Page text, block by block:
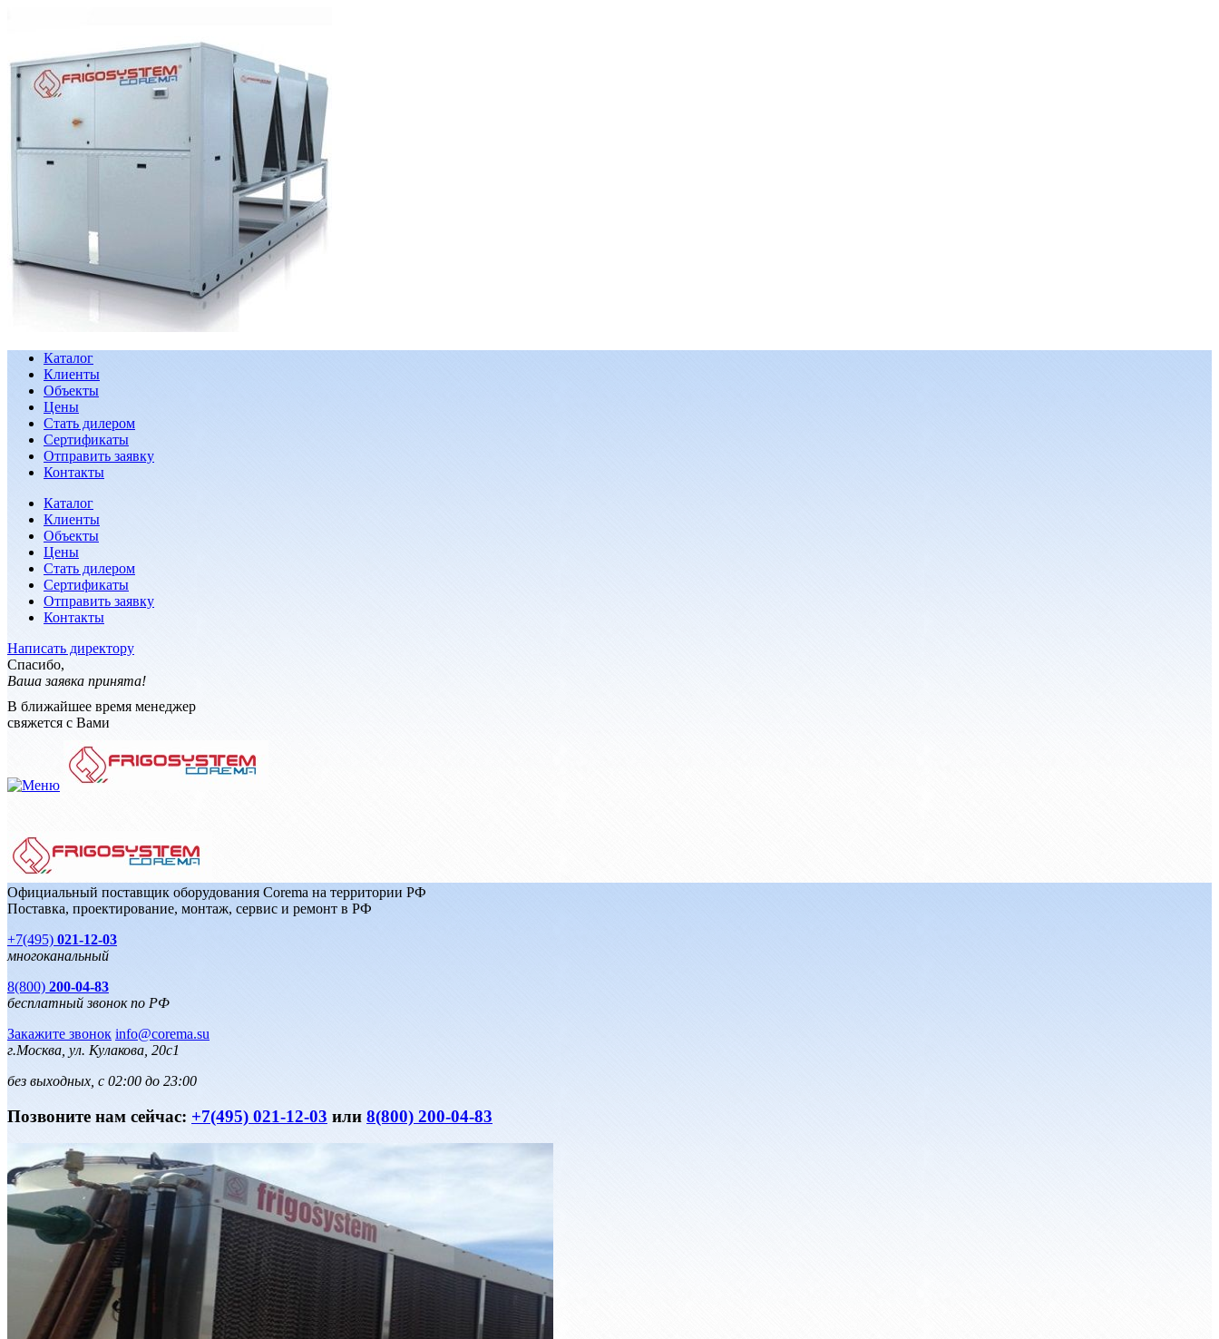
Каталог
Клиенты
Объекты
Цены
Стать дилером
Сертификаты
Отправить заявку
Контакты
Каталог
Клиенты
Объекты
Цены
Стать дилером
Сертификаты
Отправить заявку
Контакты
Написать директору
Спасибо,
Ваша заявка принята!
В ближайшее время менеджер
свяжется с Вами
Официальный поставщик оборудования Corema на территории РФ
Поставка, проектирование, монтаж, сервис и ремонт в РФ
+7(495) 021-12-03
многоканальный
8(800) 200-04-83
бесплатный звонок по РФ
Закажите звонок info@corema.su
г.Москва, ул. Кулакова, 20с1
без выходных, с 02:00 до 23:00
Позвоните нам сейчас: +7(495) 021-12-03 или 8(800) 200-04-83